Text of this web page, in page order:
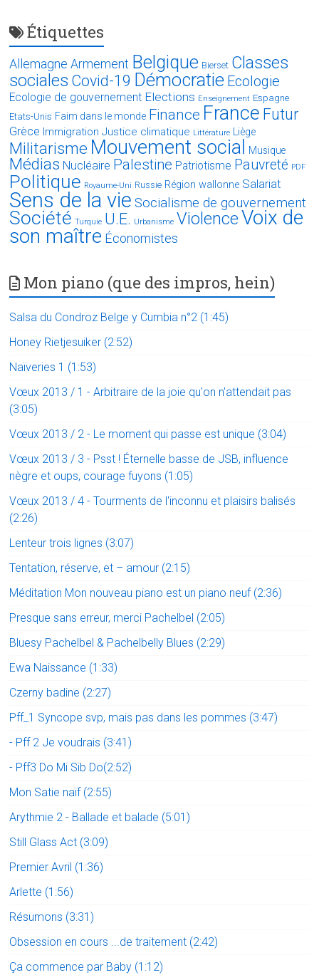
Étiquettes
Allemagne Armement Belgique Bierset Classes
sociales Covid-19 Démocratie Ecologie
Ecologie de gouvernement Elections Enseignement Espagne
Etats-Unis Faim dans le monde Finance France Futur
Grèce Immigration Justice climatique Littérature Liège
Militarisme Mouvement social Musique
Médias Nucléaire Palestine Patriotisme Pauvreté PDF
Politique Royaume-Uni Russie Région wallonne Salariat
Sens de la vie Socialisme de gouvernement
Société Turquie U.E. Urbanisme ViolenceVoix de
son maître Économistes
Mon piano (que des impros, hein)
Salsa du Condroz Belge y Cumbia n°2 (1:45)
Honey Rietjesuiker (2:52)
Naïveries 1 (1:53)
Vœux 2013 / 1 - Arbitraire de la joie qu'on n'attendait pas
(3:05)
Vœux 2013 / 2 - Le moment qui passe est unique (3:04)
Vœux 2013 / 3 - Psst ! Éternelle basse de JSB, influence
nègre et oups, courage fuyons (1:05)
Vœux 2013 / 4 - Tourments de l'inconnu et plaisirs balisés
(2:26)
Lenteur trois lignes (3:07)
Tentation, réserve, et – amour (2:15)
Méditation Mon nouveau piano est un piano neuf (2:36)
Presque sans erreur, merci Pachelbel (2:05)
Bluesy Pachelbel & Pachelbelly Blues (2:29)
Ewa Naissance (1:33)
Czerny badine (2:27)
Pff_1 Syncope svp, mais pas dans les pommes (3:47)
- Pff 2 Je voudrais (3:41)
- Pff3 Do Mi Sib Do(2:52)
Mon Satie naïf (2:55)
Arythmie 2 - Ballade et balade (5:01)
Still Glass Act (3:09)
Premier Avril (1:36)
Arlette (1:56)
Résumons (3:31)
Obsession en cours ...de traitement (2:42)
Ça commence par Baby (1:12)